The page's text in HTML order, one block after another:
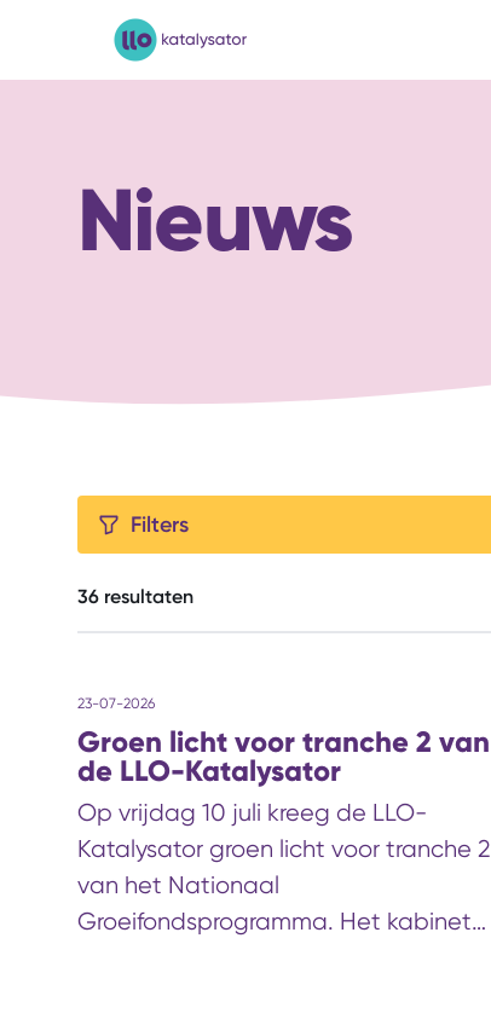
LLO-Katalysator
Nieuws
Filters
36 resultaten
23-07-2026
Groen licht voor tranche 2 van
de LLO-Katalysator
Op vrijdag 10 juli kreeg de LLO-
Katalysator groen licht voor tranche 2
van het Nationaal
Groeifondsprogramma. Het kabinet